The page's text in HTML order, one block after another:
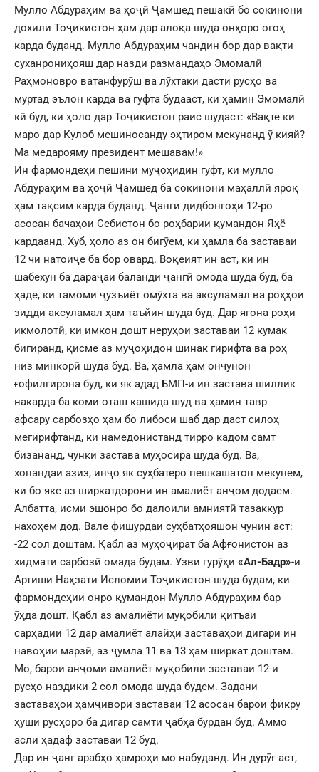
Мулло Абдураҳим ва ҳоҷӣ Ҷамшед пешакӣ бо сокинони
дохили Тоҷикистон ҳам дар алоқа шуда онҳоро огоҳ
карда буданд. Мулло Абдураҳим чандин бор дар вақти
суханрониҳояш дар назди размандаҳо Эмомалӣ
Раҳмоновро ватанфурӯш ва лӯхтаки дасти русҳо ва
муртад эълон карда ва гуфта будааст, ки ҳамин Эмомалӣ
кӣ буд, ки ҳоло дар Тоҷикистон раис шудаст: «Вақте ки
маро дар Кулоб мешиносанду эҳтиром мекунанд ӯ кияй?
Ма медарояму президент мешавам!»
Ин фармондеҳи пешини муҷоҳидин гуфт, ки мулло
Абдураҳим ва ҳоҷӣ Ҷамшед ба сокинони маҳаллӣ яроқ
ҳам тақсим карда буданд. Ҷанги дидбонгоҳи 12-ро
асосан бачаҳои Себистон бо роҳбарии қумандон Яҳё
кардаанд. Хуб, ҳоло аз он бигӯем, ки ҳамла ба заставаи
12 чи натоиҷе ба бор овард. Воқеият ин аст, ки ин
шабехун ба дараҷаи баланди ҷангӣ омода шуда буд, ба
ҳаде, ки тамоми ҷузъиёт омӯхта ва аксуламал ва роҳҳои
зидди аксуламал ҳам таъйин шуда буд. Дар ягона роҳи
икмолотӣ, ки имкон дошт неруҳои заставаи 12 кумак
бигиранд, қисме аз муҷоҳидон шинак гирифта ва роҳ
низ минкорӣ шуда буд. Ва, ҳамла ҳам ончунон
ғофилгирона буд, ки як адад БМП-и ин застава шиллик
накарда ба коми оташ кашида шуд ва ҳамин тавр
афсару сарбозҳо ҳам бо либоси шаб дар даст силоҳ
мегирифтанд, ки намедонистанд тирро кадом самт
бизананд, чунки застава муҳосира шуда буд. Ва,
хонандаи азиз, инҷо як суҳбатеро пешкашатон мекунем,
ки бо яке аз ширкатдорони ин амалиёт анҷом додаем.
Албатта, исми эшонро бо далоили амниятӣ тазаккур
нахоҳем дод. Вале фишурдаи суҳбатҳояшон чунин аст:
-22 сол доштам. Қабл аз муҳоҷират ба Афғонистон аз
хидмати сарбозӣ омада будам. Узви гурӯҳи «Ал-Бадр»-и
Артиши Наҳзати Исломии Тоҷикистон шуда будам, ки
фармондеҳии онро қумандон Мулло Абдураҳим бар
ӯҳда дошт. Қабл аз амалиёти муқобили қитъаи
сарҳадии 12 дар амалиёт алайҳи заставаҳои дигари ин
навоҳии марзӣ, аз ҷумла 11 ва 13 ҳам ширкат доштам.
Мо, барои анҷоми амалиёт муқобили заставаи 12-и
русҳо наздики 2 сол омода шуда будем. Задани
заставаҳои ҳамҷивори заставаи 12 асосан барои фикру
ҳуши русҳоро ба дигар самти ҷабҳа бурдан буд. Аммо
асли ҳадаф заставаи 12 буд.
Дар ин ҷанг арабҳо ҳамроҳи мо набуданд. Ин дурӯғ аст,